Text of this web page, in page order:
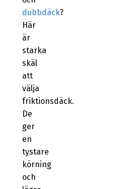
dubbdäck?
Här
är
starka
skäl
att
välja
friktionsdäck.
De
ger
en
tystare
körning
och